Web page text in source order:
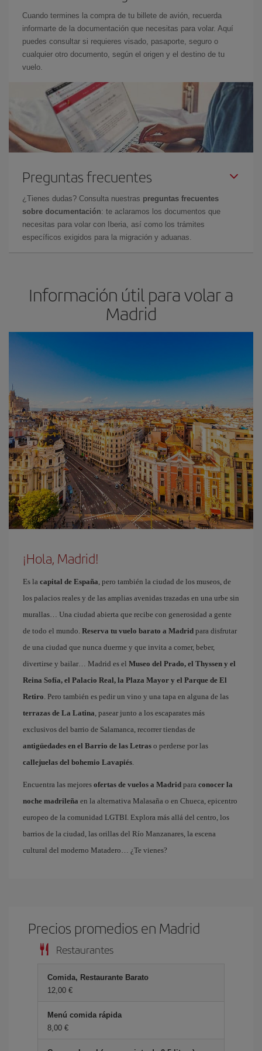
Cuando termines la compra de tu billete de avión, recuerda
informarte de la documentación que necesitas para volar. Aquí
puedes consultar si requieres visado, pasaporte, seguro o
cualquier otro documento, según el origen y el destino de tu
vuelo.
Preguntas frecuentes
¿Tienes dudas? Consulta nuestras preguntas frecuentes
sobre documentación: te aclaramos los documentos que
necesitas para volar con Iberia, así como los trámites
específicos exigidos para la migración y aduanas.
Información útil para volar a
Madrid
¡Hola, Madrid!
Es la capital de España, pero también la ciudad de los museos, de
los palacios reales y de las amplias avenidas trazadas en una urbe sin
murallas… Una ciudad abierta que recibe con generosidad a gente
de todo el mundo. Reserva tu vuelo barato a Madrid para disfrutar
de una ciudad que nunca duerme y que invita a comer, beber,
divertirse y bailar… Madrid es el Museo del Prado, el Thyssen y el
Reina Sofía, el Palacio Real, la Plaza Mayor y el Parque de El
Retiro. Pero también es pedir un vino y una tapa en alguna de las
terrazas de La Latina, pasear junto a los escaparates más
exclusivos del barrio de Salamanca, recorrer tiendas de
antigüedades en el Barrio de las Letras o perderse por las
callejuelas del bohemio Lavapiés.
Encuentra las mejores ofertas de vuelos a Madrid para conocer la
noche madrileña en la alternativa Malasaña o en Chueca, epicentro
europeo de la comunidad LGTBI. Explora más allá del centro, los
barrios de la ciudad, las orillas del Río Manzanares, la escena
cultural del moderno Matadero… ¿Te vienes?
Precios promedios en Madrid
Restaurantes
Comida, Restaurante Barato
12,00 €
Menú comida rápida
8,00 €